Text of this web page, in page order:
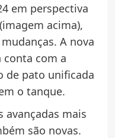
em perspectiva
acima),
A nova
com a
de pato unificada
o tanque.
avançadas mais
são novas.